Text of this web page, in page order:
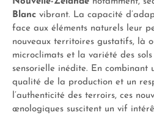
Blanc vibrant. La capacité
face aux éléments naturels leur
nouveaux territoires gustatifs, là
microclimats et la variété des
sensorielle inédite. En
qualité de la production et un
l’authenticité des terroirs, ces
œnologiques suscitent un vif